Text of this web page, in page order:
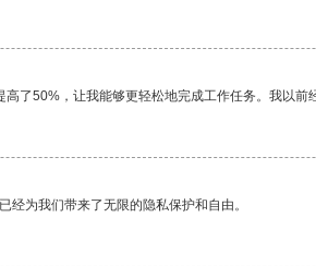
了50%，让我能够更轻松地完成工作任务。我以
经为我们带来了无限的隐私保护和自由。